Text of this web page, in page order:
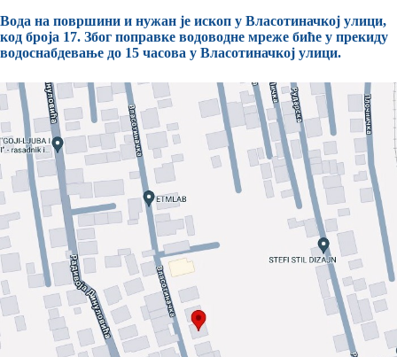
Вода на површини и нужан је ископ у Власотиначкој улици,
код броја 17. Због поправке водоводне мреже биће у прекиду
водоснабдевање до 15 часова у Власотиначкој улици.